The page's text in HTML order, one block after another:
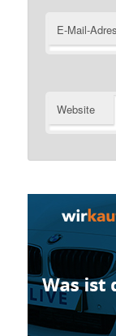
E-Mail-
Website